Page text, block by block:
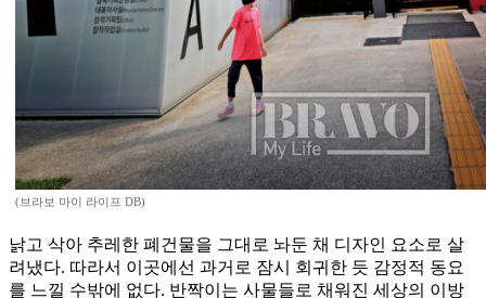
(브라보 마이 라이프 DB)
낡고 삭아 추레한 폐건물을 그대로 놔둔 채 디자인 요소로 살
려냈다. 따라서 이곳에선 과거로 잠시 회귀한 듯 감정적 동요
를 느낄 수밖에 없다. 반짝이는 사물들로 채워진 세상의 이방